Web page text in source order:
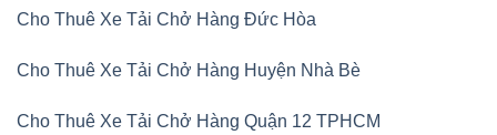
Cho Thuê Xe Tải Chở Hàng Đức Hòa
Cho Thuê Xe Tải Chở Hàng Huyện Nhà Bè
Cho Thuê Xe Tải Chở Hàng Quận 12 TPHCM